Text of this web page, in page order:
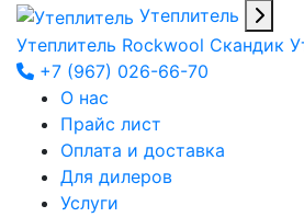
Утеплитель
Утеплитель Rockwool Скандик
+7 (967) 026-66-70
О нас
Прайс лист
Оплата и доставка
Для дилеров
Услуги